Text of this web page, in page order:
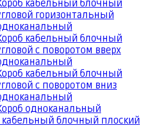
кабельный блочный
горизонтальный
кабельный блочный
с поворотом вверх
кабельный блочный
с поворотом вниз
одноканальный
кабельный блочный плоский